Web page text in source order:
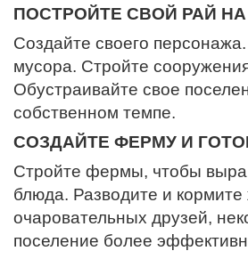
ПОСТРОЙТЕ СВОЙ РАЙ
Создайте своего
мусора. Стройте
Обустраивайте свое
собственном темпе.
СОЗДАЙТЕ ФЕРМУ И
Стройте фермы, чтобы
блюда. Разводите и
очаровательных друзей,
поселение более